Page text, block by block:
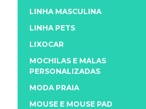
LINHA MASCULINA
LINHA PETS
LIXOCAR
MOCHILAS E MALAS
PERSONALIZADAS
MODA PRAIA
MOUSE E MOUSE PAD